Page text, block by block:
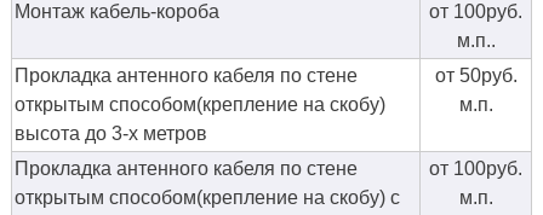
Монтаж кабель-короба
от 100руб.
м.п..
Прокладка антенного кабеля по стене
открытым способом(крепление на скобу)
высота до 3-х метров
от 50руб.
м.п.
Прокладка антенного кабеля по стене
открытым способом(крепление на скобу) с
от 100руб.
м.п.